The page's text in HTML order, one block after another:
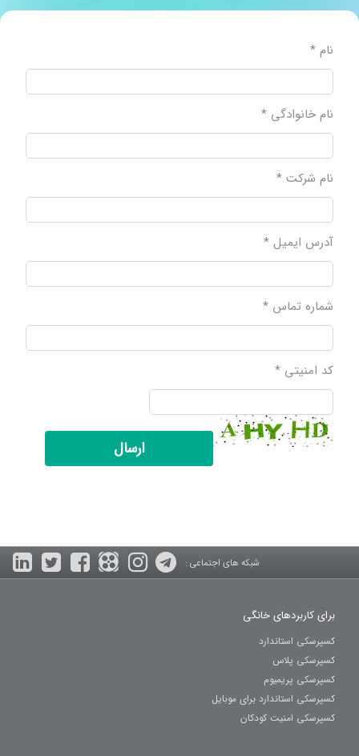
نام *
نام خانوادگی *
نام شرکت *
آدرس ایمیل *
شماره تماس *
کد امنیتی *
شبکه های اجتماعی :
برای کاربردهای خانگی
کسپرسکی استاندارد
کسپرسکی پلاس
کسپرسکی پریمیوم
کسپرسکی استاندارد برای موبایل
کسپرسکی امنیت کودکان